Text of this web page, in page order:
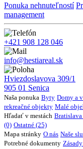
Ponuka nehnuteľností
management
+421 908 128 046
info@hestiareal.sk
Hviezdoslavova 309/1
905 01 Senica
Naša ponuka Byty Domy a
rekreačné objekty Malé
Hľadať v mestách
(0) Ostatné (25)
Mapa stránky O nás Naše
Potrebné dokumenty